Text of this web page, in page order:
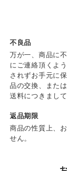
不良品
万が一、商品に
にご連絡頂くよ
されずお手元に
品の交換、また
送料につきまし
返品期限
商品の性質上、
せん。